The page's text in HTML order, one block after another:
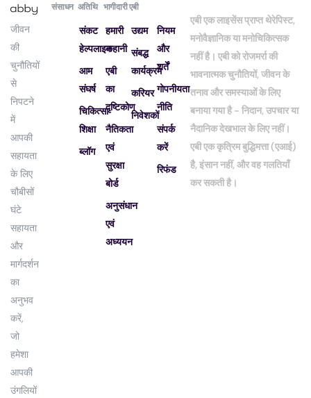
जीवन
की
चुनौतियों
से
निपटने
में
आपकी
सहायता
के लिए
चौबीसों
घंटे
सहायता
और
मार्गदर्शन
का
अनुभव
करें,
जो
हमेशा
आपकी
उंगलियों
संसाधन
संकट
हेल्पलाइन
आम
संघर्ष
चिकित्सा
शिक्षा
ब्लॉग
अतिथि
हमारी
कहानी
एबी
का
दृष्टिकोण
नैतिकता
एवं
सुरक्षा
बोर्ड
अनुसंधान
एवं
अध्ययन
भागीदारी
उद्यम
संबद्ध
कार्यक्रम
करियर
निवेशकों
एबी
नियम
और
शर्तें
गोपनीयता
नीति
संपर्क
करें
रिफंड
एबी एक लाइसेंस प्राप्त थेरेपिस्ट,
मनोवैज्ञानिक या मनोचिकित्सक
नहीं है। एबी को रोजमर्रा की
भावनात्मक चुनौतियों, जीवन के
तनाव और समस्याओं के लिए
बनाया गया है - निदान, उपचार या
नैदानिक ​​देखभाल के लिए नहीं।
एबी एक कृत्रिम बुद्धिमत्ता (एआई)
है, इंसान नहीं, और वह गलतियाँ
कर सकती है।